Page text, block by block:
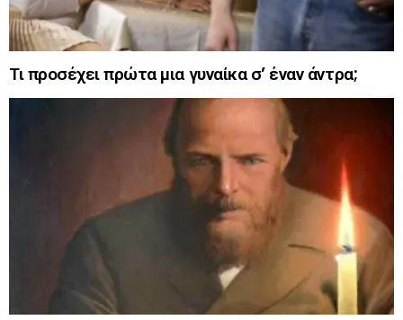
Τι προσέχει πρώτα μια γυναίκα σ’ έναν άντρα;